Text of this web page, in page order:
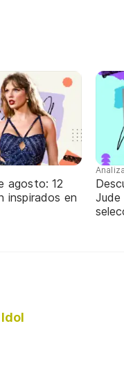
agosto: 12
inspirados en
Jude